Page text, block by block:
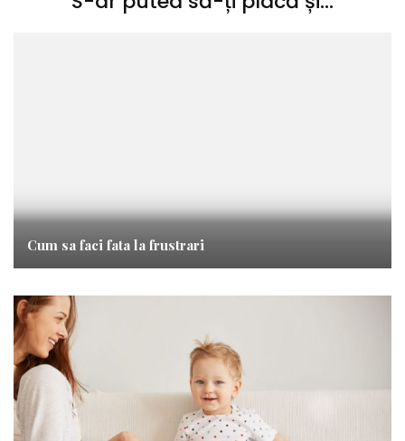
Cum sa faci fata la frustrari